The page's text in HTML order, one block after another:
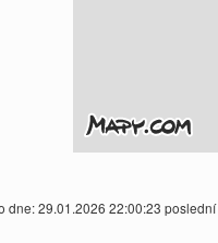
dne: 29.01.2026 22:00:23